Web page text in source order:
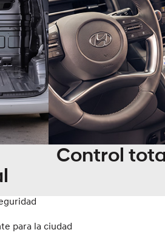
Control
para la ciudad